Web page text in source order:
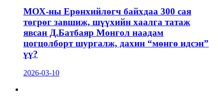
МОХ-ны Ерөнхийлөгч байхдаа 300 сая
төгрөг завшиж, шүүхийн хаалга татаж
явсан Д.Батбаяр Монгол наадам
цогцолборт шургалж, дахин “мөнгө идсэн”
үү?
2026-03-10